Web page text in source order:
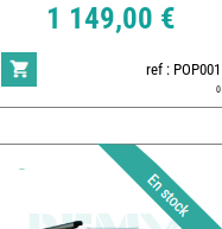
1 149,00 €
ref : POP001
0